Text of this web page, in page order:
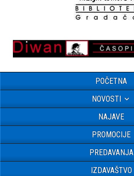
POČETNA
NOVOSTI
NAJAVE
PROMOCIJE
PREDAVANJA
IZDAVAŠTVO